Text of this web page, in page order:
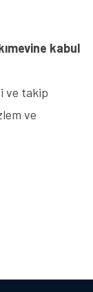
kabul
ve takip
ve